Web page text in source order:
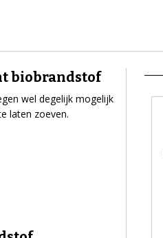
biobrandstof
wel degelijk mogelijk
laten zoeven.